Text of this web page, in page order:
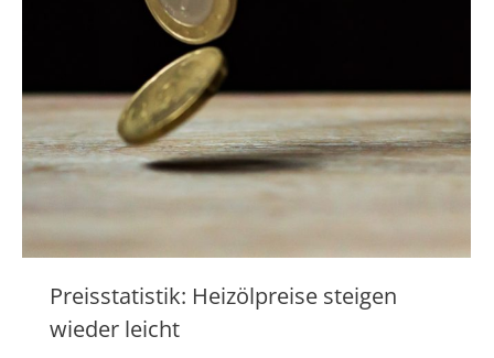
Preisstatistik: Heizölpreise steigen
wieder leicht